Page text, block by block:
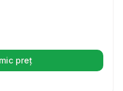
catelul tau.
preț
deschide într-o filă nouă)